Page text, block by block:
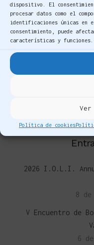
dispositivo. El
procesar datos como el
identificaciones únicas
consentimiento, puede
características y funciones.
Política de cookies
2026 I.O.L.I.
8
V Encuentro de
6